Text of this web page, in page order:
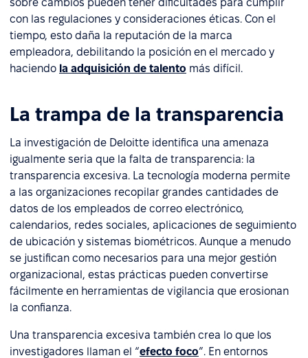
sobre cambios pueden tener dificultades para cumplir
con las regulaciones y consideraciones éticas. Con el
tiempo, esto daña la reputación de la marca
empleadora, debilitando la posición en el mercado y
haciendo la adquisición de talento más difícil.
La trampa de la transparencia
La investigación de Deloitte identifica una amenaza
igualmente seria que la falta de transparencia: la
transparencia excesiva. La tecnología moderna permite
a las organizaciones recopilar grandes cantidades de
datos de los empleados de correo electrónico,
calendarios, redes sociales, aplicaciones de seguimiento
de ubicación y sistemas biométricos. Aunque a menudo
se justifican como necesarios para una mejor gestión
organizacional, estas prácticas pueden convertirse
fácilmente en herramientas de vigilancia que erosionan
la confianza.
Una transparencia excesiva también crea lo que los
investigadores llaman el “efecto foco”. En entornos